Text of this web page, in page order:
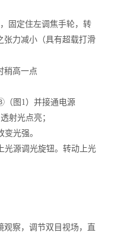
固定住左调焦手轮，转
张力减小（具有超载打滑
稍高一点
（图1）并接通电源
射光点亮；
光强。
光源调光旋钮。转动上光
察，调节双目视场，直